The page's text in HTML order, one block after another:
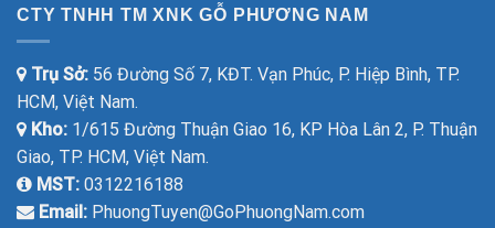
CTY TNHH TM XNK GỖ PHƯƠNG NAM
Trụ Sở: 56 Đường Số 7, KĐT. Vạn Phúc, P. Hiệp Bình, TP.
HCM, Việt Nam.
Kho: 1/615 Đường Thuận Giao 16, KP Hòa Lân 2, P. Thuận
Giao, TP. HCM, Việt Nam.
MST: 0312216188
Email: PhuongTuyen@GoPhuongNam.com